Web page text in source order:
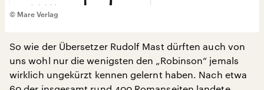
© Mare Verlag
So wie der Übersetzer Rudolf Mast dürften auch von
uns wohl nur die wenigsten den „Robinson“ jemals
wirklich ungekürzt kennen gelernt haben. Nach etwa